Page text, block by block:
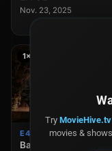
Nov. 23, 2025
1×4
E4
Baño de sangre
Try MovieHive.tv
movies &